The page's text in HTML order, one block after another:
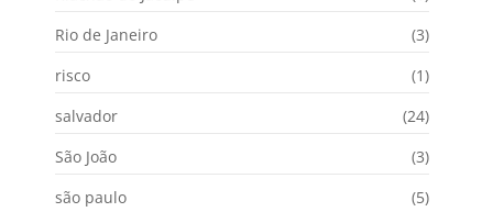
Rio de Janeiro
(3)
risco
(1)
salvador
(24)
São João
(3)
são paulo
(5)